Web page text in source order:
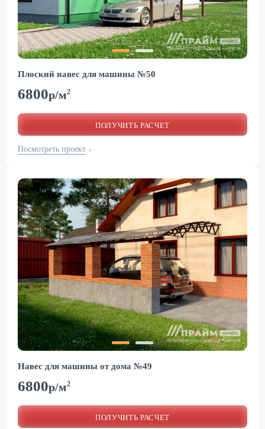
Плоский навес для машины №50
6800р/м2
ПОЛУЧИТЬ РАСЧЕТ
Посмотреть проект ›
Навес для машины от дома №49
6800р/м2
ПОЛУЧИТЬ РАСЧЕТ